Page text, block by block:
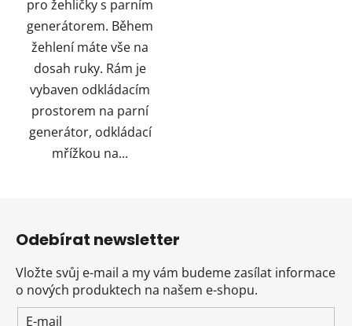
pro žehličky s parním
generátorem. Během
žehlení máte vše na
dosah ruky. Rám je
vybaven odkládacím
prostorem na parní
generátor, odkládací
mřížkou na...
Odebírat newsletter
Vložte svůj e-mail a my vám budeme zasílat informace
o nových produktech na našem e-shopu.
E-mail